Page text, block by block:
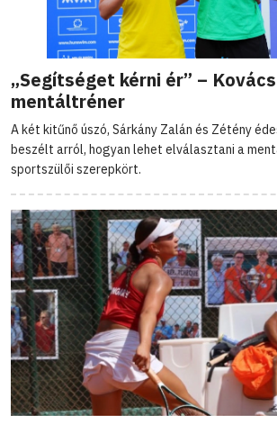
„Segítséget kérni ér” –
mentáltréner
A két kitűnő úszó, Sárkány Zalán és Zétény
beszélt arról, hogyan lehet elválasztani a
sportszülői szerepkört.